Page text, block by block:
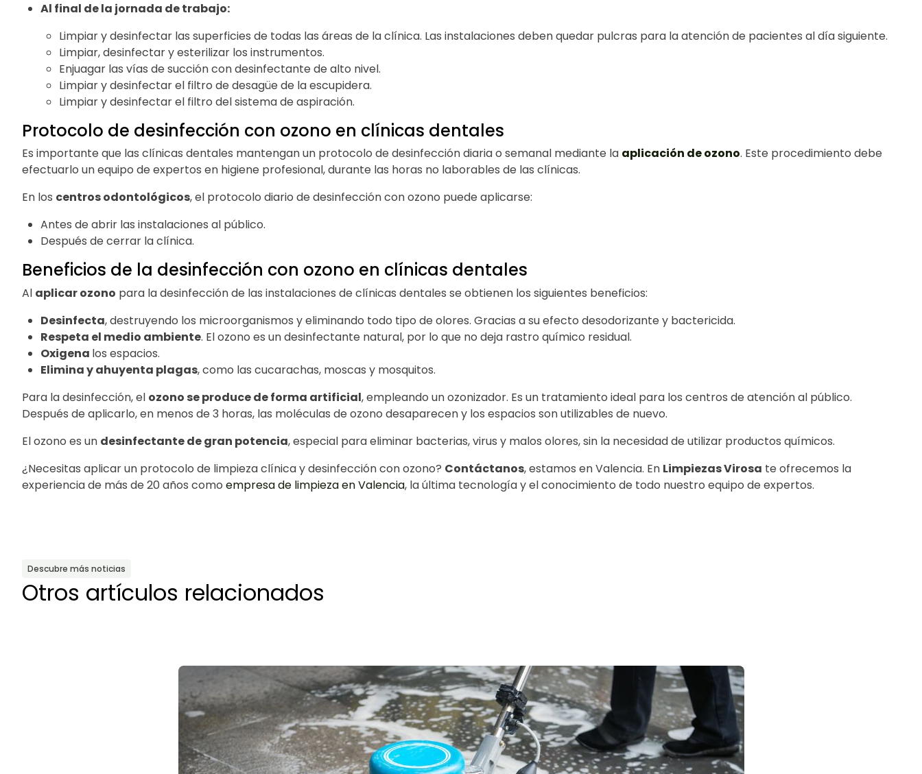
Al final de la jornada de trabajo:
Limpiar y desinfectar las superficies de todas las áreas de la clínica. Las instalaciones deben quedar pulcras para la atención de pacientes al día siguiente.
Limpiar, desinfectar y esterilizar los instrumentos.
Enjuagar las vías de succión con desinfectante de alto nivel.
Limpiar y desinfectar el filtro de desagüe de la escupidera.
Limpiar y desinfectar el filtro del sistema de aspiración.
Protocolo de desinfección con ozono en clínicas dentales
Es importante que las clínicas dentales mantengan un protocolo de desinfección diaria o semanal mediante la aplicación de ozono. Este procedimiento debe
efectuarlo un equipo de expertos en higiene profesional, durante las horas no laborables de las clínicas.
En los centros odontológicos, el protocolo diario de desinfección con ozono puede aplicarse:
Antes de abrir las instalaciones al público.
Después de cerrar la clínica.
Beneficios de la desinfección con ozono en clínicas dentales
Al aplicar ozono para la desinfección de las instalaciones de clínicas dentales se obtienen los siguientes beneficios:
Desinfecta, destruyendo los microorganismos y eliminando todo tipo de olores. Gracias a su efecto desodorizante y bactericida.
Respeta el medio ambiente. El ozono es un desinfectante natural, por lo que no deja rastro químico residual.
Oxigena los espacios.
Elimina y ahuyenta plagas, como las cucarachas, moscas y mosquitos.
Para la desinfección, el ozono se produce de forma artificial, empleando un ozonizador. Es un tratamiento ideal para los centros de atención al público.
Después de aplicarlo, en menos de 3 horas, las moléculas de ozono desaparecen y los espacios son utilizables de nuevo.
El ozono es un desinfectante de gran potencia, especial para eliminar bacterias, virus y malos olores, sin la necesidad de utilizar productos químicos.
¿Necesitas aplicar un protocolo de limpieza clínica y desinfección con ozono? Contáctanos, estamos en Valencia. En Limpiezas Virosa te ofrecemos la
experiencia de más de 20 años como empresa de limpieza en Valencia, la última tecnología y el conocimiento de todo nuestro equipo de expertos.
Descubre más noticias
Otros artículos relacionados